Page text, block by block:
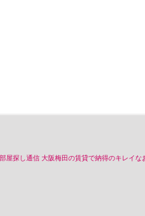
屋探し通信 大阪梅田の賃貸で納得のキレイな